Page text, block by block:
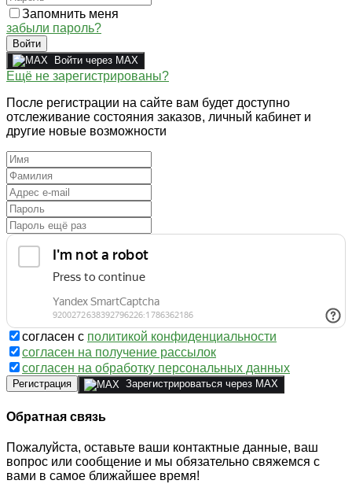
Запомнить меня
забыли пароль?
Войти
Войти через MAX
Ещё не зарегистрированы?
После регистрации на сайте вам будет доступно
отслеживание состояния заказов, личный кабинет и
другие новые возможности
согласен с политикой конфиденциальности
согласен на получение рассылок
согласен на обработку персональных данных
Регистрация Зарегистрироваться через MAX
Обратная связь
Пожалуйста, оставьте ваши контактные данные, ваш
вопрос или сообщение и мы обязательно свяжемся с
вами в самое ближайшее время!